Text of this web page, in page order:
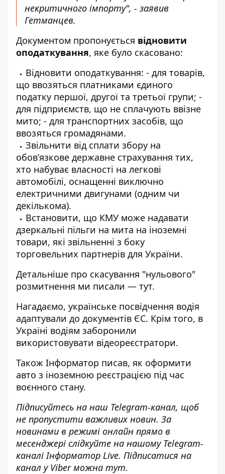
некритичного імпорту", - заявив
Гетманцев.
Документом пропонується відновити
оподаткування, яке було скасовано:
Відновити оподаткування: - для товарів,
що ввозяться платниками єдиного
податку першої, другої та третьої групи; -
для підприємств, що не сплачують ввізне
мито; - для транспортних засобів, що
ввозяться громадянами.
Звільнити від сплати збору на
обов’язкове державне страхування тих,
хто набуває власності на легкові
автомобілі, оснащенні виключно
електричними двигунами (одним чи
декількома).
Встановити, що КМУ може надавати
дзеркальні пільги на мита на іноземні
товари, які звільненні з боку
торговельних партнерів для України.
Детальніше про скасування "нульового"
розмитнення ми писали — тут.
Нагадаємо, українське посвідчення водія
адаптували до документів ЄС. Крім того, в
Україні водіям заборонили
використовувати відеореєстратори.
Також Інформатор писав, як оформити
авто з іноземною реєстрацією під час
воєнного стану.
Підписуйтесь на наш Telegram-канал, щоб
не пропустити важливих новин. За
новинами в режимі онлайн прямо в
месенджері слідкуйте на нашому Telegram-
каналіІнформатор Live. Підписатися на
канал у Viber можна тут.